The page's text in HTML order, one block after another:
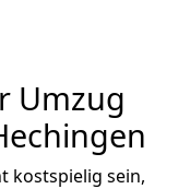
Umzug
kostspielig sein,